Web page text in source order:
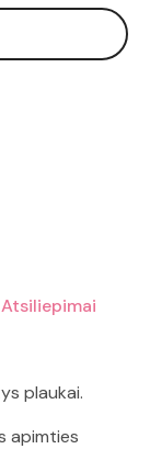
Atsiliepimai
plaukai.
apimties